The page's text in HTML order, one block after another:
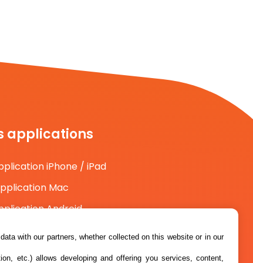
applications
iPhone / iPad
Mac
Android
with our partners, whether collected on this website or in our
etc.) allows developing and offering you services, content,